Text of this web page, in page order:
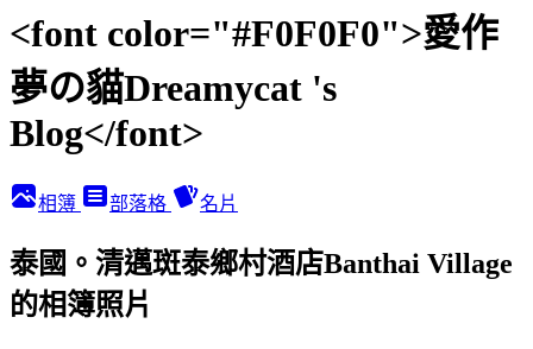
<font color="#F0F0F0">愛作
夢の貓Dreamycat 's
Blog</font>
相簿 部落格 名片
泰國。清邁斑泰鄉村酒店Banthai Village
的相簿照片